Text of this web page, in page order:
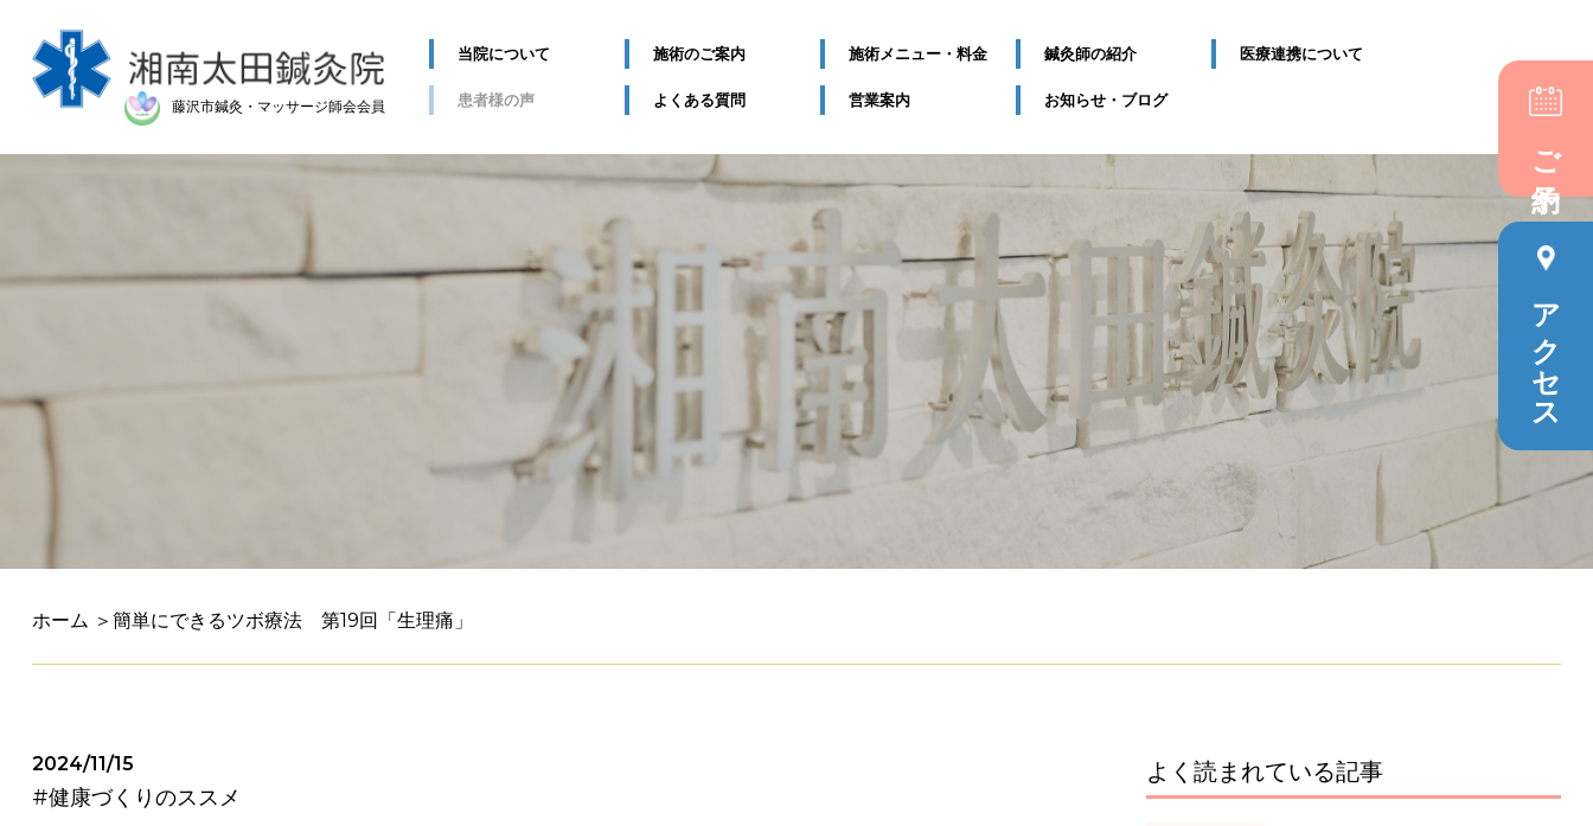
藤沢市鍼灸・マッサージ師会会員
当院について 施術のご案内 施術メニュー・料金 鍼灸師の紹介 医療連携について
患者様の声 よくある質問 営業案内 お知らせ・ブログ
ご予約
アクセス
ホーム ＞簡単にできるツボ療法 第19回「生理痛」
2024/11/15
#健康づくりのススメ
よく読まれている記事